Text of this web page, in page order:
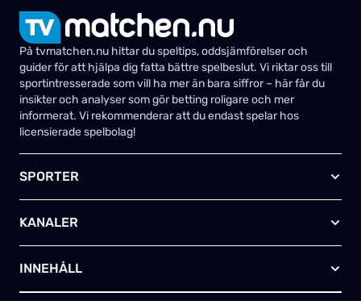
På tvmatchen.nu hittar du speltips, oddsjämförelser och
guider för att hjälpa dig fatta bättre spelbeslut. Vi riktar oss till
sportintresserade som vill ha mer än bara siffror – här får du
insikter och analyser som gör betting roligare och mer
informerat. Vi rekommenderar att du endast spelar hos
licensierade spelbolag!
SPORTER
Ishockey
Amerikansk fotboll
Basket
KANALER
TV4 Play Sport Total
Kanal 5
INNEHÅLL